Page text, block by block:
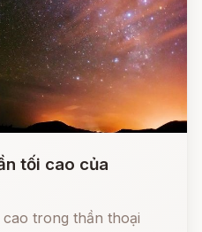
tối cao của
trong thần thoại